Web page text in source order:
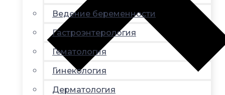
Ведение беременности
Гастроэнтерология
Гематология
Гинекология
Дерматология